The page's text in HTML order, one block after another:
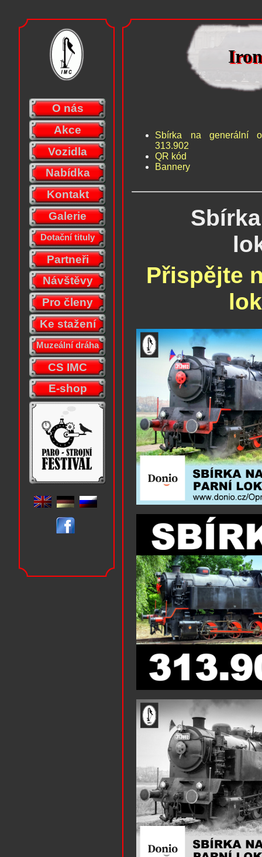
Sbírka na generální
313.902
QR kód
Bannery
Přispějte
O nás
Akce
Vozidla
Nabídka
Kontakt
Galerie
Dotační tituly
Partneři
Návštěvy
Pro členy
Ke stažení
Muzeální dráha
CS IMC
E-shop